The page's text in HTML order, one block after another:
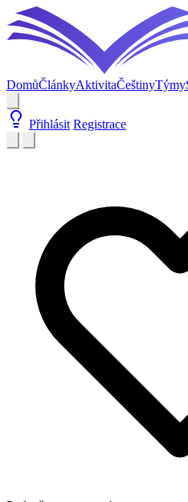
DomůČlánkyAktivitaČeštinyTýmy
Přihlásit Registrace